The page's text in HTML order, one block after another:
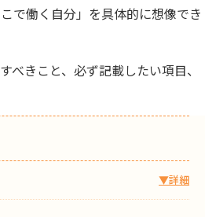
で働く自分」を具体的に想像でき
きこと、必ず記載したい項目、
▼詳細